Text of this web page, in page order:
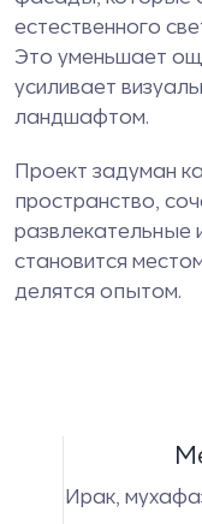
естественного
Это уменьшает
усиливает
ландшафтом.
Проект задуман
пространство,
развлекательные
становится
делятся опытом.
Ирак,